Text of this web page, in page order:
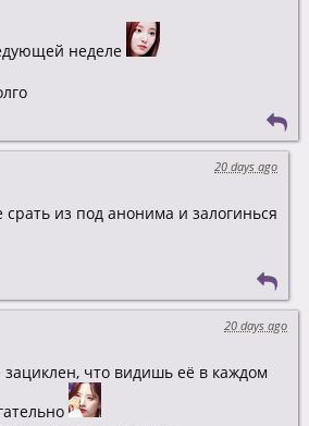
неделе
20 days ago
из под анонима и залогинься
20 days ago
зациклен, что видишь её в каждом